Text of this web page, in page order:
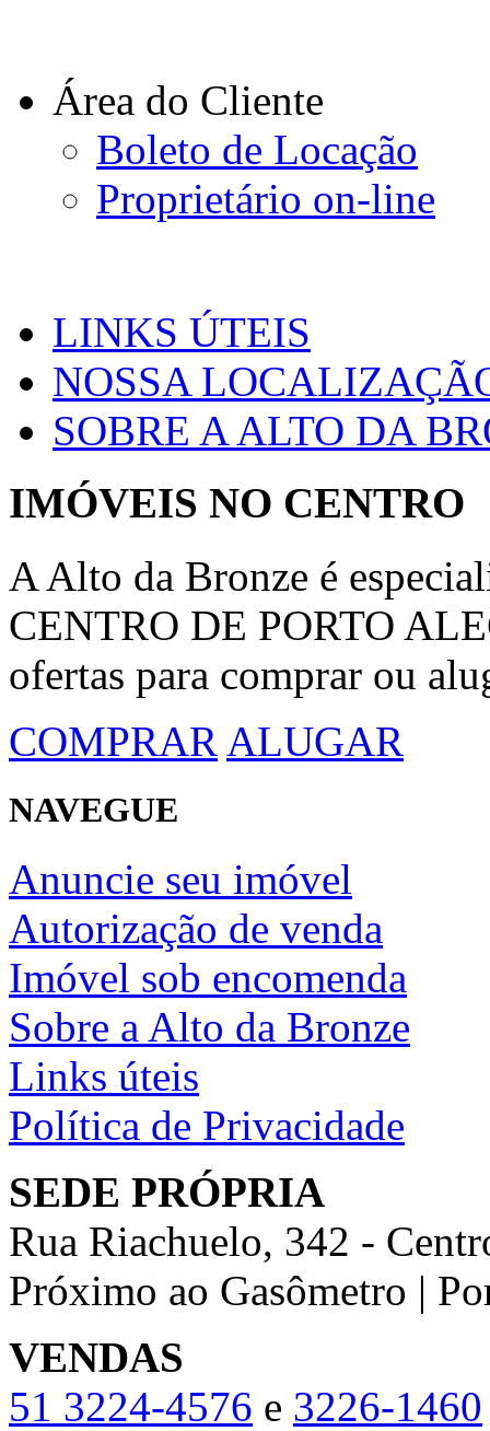
Área do Cliente
Boleto de Locação
Proprietário on-line
LINKS ÚTEIS
NOSSA
SOBRE A ALTO DA
IMÓVEIS NO CENTRO
A Alto da Bronze é
CENTRO DE PORTO
ofertas para comprar ou
COMPRAR ALUGAR
NAVEGUE
Anuncie seu imóvel
Autorização de venda
Imóvel sob encomenda
Sobre a Alto da Bronze
Links úteis
Política de Privacidade
SEDE PRÓPRIA
Rua Riachuelo, 342 -
Próximo ao Gasômetro |
VENDAS
51 3224-4576 e 3226-1460